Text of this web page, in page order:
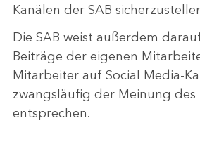
Kanälen der SAB
Die SAB weist außerdem
Beiträge der eigenen
Mitarbeiter auf Social Media-
zwangsläufig der Meinung des
entsprechen.